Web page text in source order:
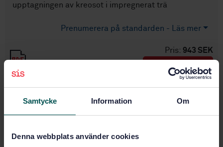
Samtycke Information Om
Denna webbplats använder cookies
upptagningen av kreosot i impregnerat trä
Prenumerera på standarden - Läs mer
Pris: 943 SEK
PDF
Fler alternativ
Produktinformation